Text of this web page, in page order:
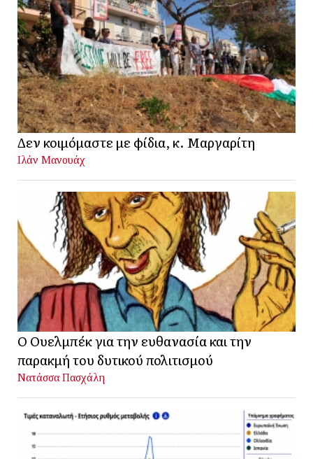
Δεν κοιμόμαστε με φίδια, κ. Μαργαρίτη
Ιλάν Μανουάχ
Ο Ουελμπέκ για την ευθανασία και την
παρακμή του δυτικού πολιτισμού
Νατάσσα Πασχάλη